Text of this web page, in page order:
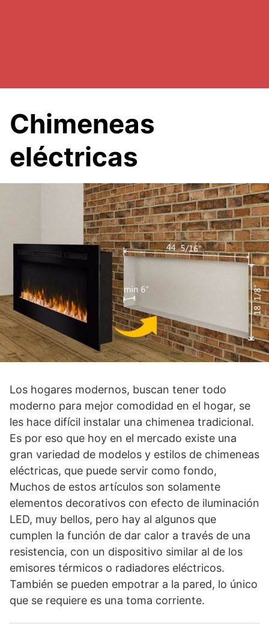
Chimeneas
eléctricas
Los hogares modernos, buscan tener todo
moderno para mejor comodidad en el hogar, se
les hace difícil instalar una chimenea tradicional.
Es por eso que hoy en el mercado existe una
gran variedad de modelos y estilos de chimeneas
eléctricas, que puede servir como fondo,
Muchos de estos artículos son solamente
elementos decorativos con efecto de iluminación
LED, muy bellos, pero hay al algunos que
cumplen la función de dar calor a través de una
resistencia, con un dispositivo similar al de los
emisores térmicos o radiadores eléctricos.
También se pueden empotrar a la pared, lo único
que se requiere es una toma corriente.